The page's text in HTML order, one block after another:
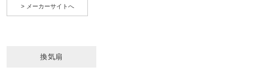
> メーカーサイトへ
換気扇